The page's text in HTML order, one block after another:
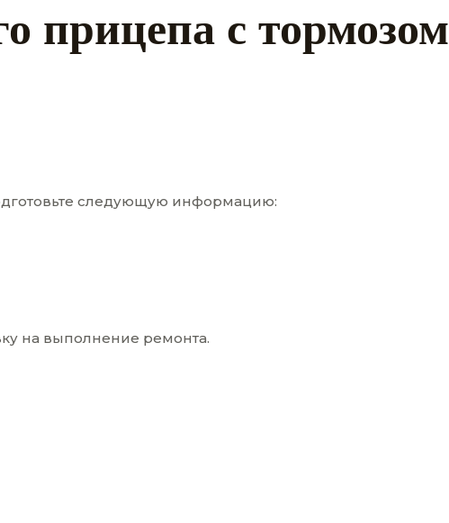
прицепа с тормозом
следующую информацию:
на выполнение ремонта.